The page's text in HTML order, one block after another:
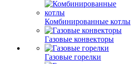
Комбинированные котлы
Газовые конвекторы
Газовые горелки